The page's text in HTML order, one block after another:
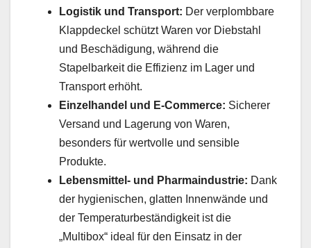
Logistik und Transport: Der verplombbare
Klappdeckel schützt Waren vor Diebstahl
und Beschädigung, während die
Stapelbarkeit die Effizienz im Lager und
Transport erhöht.
Einzelhandel und E-Commerce: Sicherer
Versand und Lagerung von Waren,
besonders für wertvolle und sensible
Produkte.
Lebensmittel- und Pharmaindustrie: Dank
der hygienischen, glatten Innenwände und
der Temperaturbeständigkeit ist die
„Multibox“ ideal für den Einsatz in der